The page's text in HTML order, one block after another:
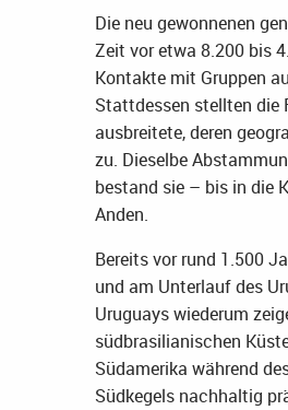
Die neu gewonnenen
Zeit vor etwa 8.200 bis
Kontakte mit Gruppen
Stattdessen stellten die
ausbreitete, deren
zu. Dieselbe
bestand sie – bis in die
Anden.
Bereits vor rund 1.500
und am Unterlauf des
Uruguays wiederum
südbrasilianischen
Südamerika während
Südkegels nachhaltig